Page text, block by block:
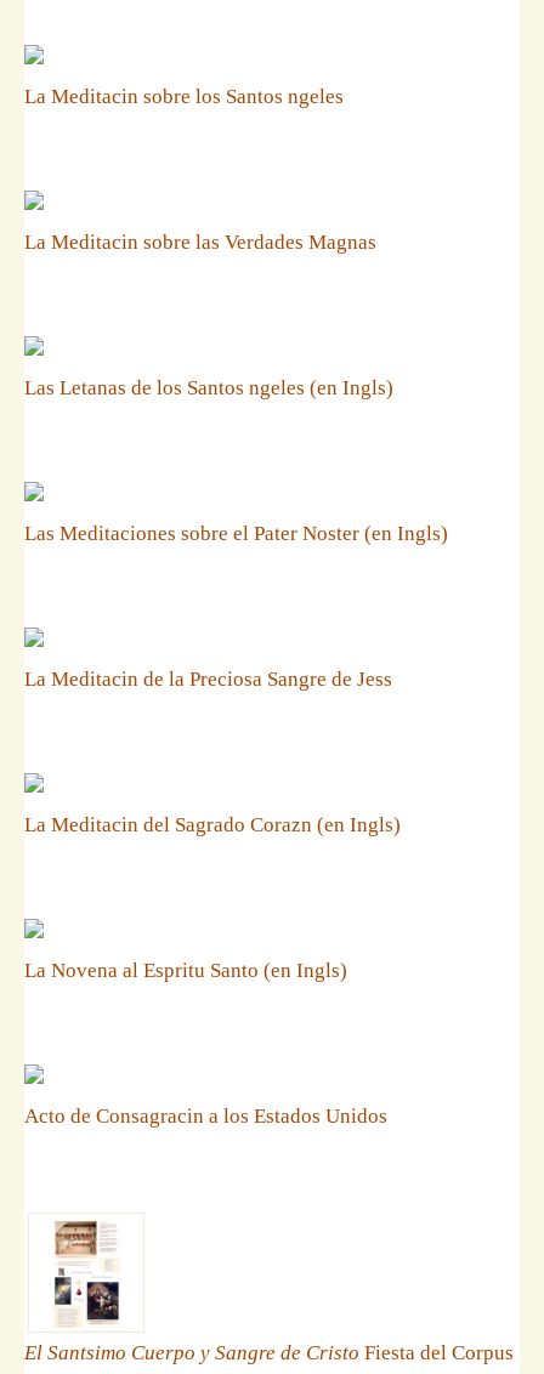
La Meditacin sobre los Santos ngeles
La Meditacin sobre las Verdades Magnas
Las Letanas de los Santos ngeles (en Ingls)
Las Meditaciones sobre el Pater Noster (en Ingls)
La Meditacin de la Preciosa Sangre de Jess
La Meditacin del Sagrado Corazn (en Ingls)
La Novena al Espritu Santo (en Ingls)
Acto de Consagracin a los Estados Unidos
El Santsimo Cuerpo y Sangre de Cristo Fiesta del Corpus